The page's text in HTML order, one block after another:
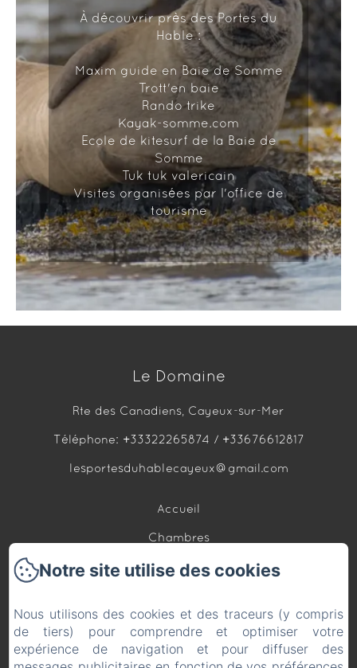
À découvrir près des Portes du
Hable :
Maxim guide en Baie de Somme
Trott'en baie
Rando trike
Kayak-somme.com
Ecole de kitesurf de la Baie de
Somme
Tuk tuk valericain
Visites organisées par l'office de
tourisme
Le Domaine
Rte des Canadiens, Cayeux-sur-Mer
Téléphone: +33322265874 / +33676612817
lesportesduhablecayeux@gmail.com
Accueil
Chambres
Bateau hébergement
Contact
Politique de confidentialité
Notre site utilise des cookies
Nous utilisons des cookies et des traceurs (y compris
de tiers) pour comprendre et optimiser votre
expérience de navigation et pour diffuser des